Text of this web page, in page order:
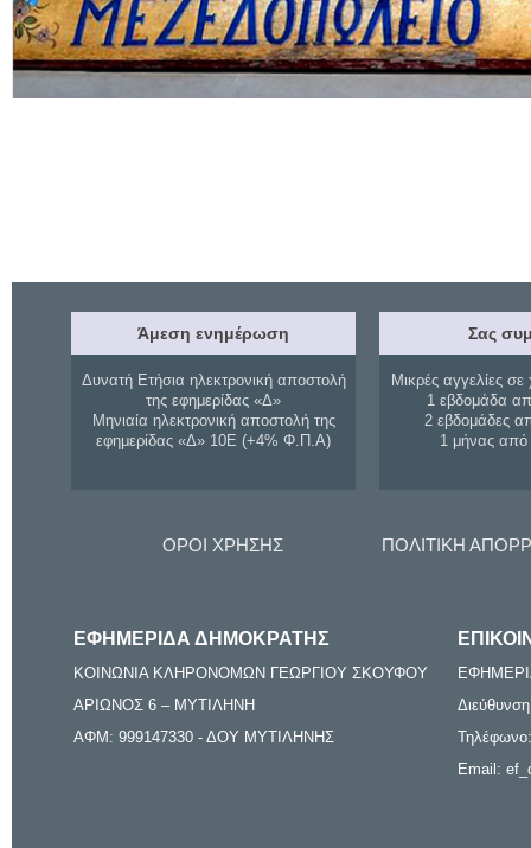
Άμεση ενημέρωση
Δυνατή Ετήσια ηλεκτρονική αποστολή
της εφημερίδας «Δ»
Μηνιαία ηλεκτρονική αποστολή της
εφημερίδας «Δ» 10Ε (+4% Φ.Π.Α)
Σας
Μικρές αγγελίες σε
1 εβδομάδα
2 εβδομάδες
1 μήνας
ΟΡΟΙ ΧΡΗΣΗΣ ΠΟΛΙΤΙΚΗ
ΕΦΗΜΕΡΙΔΑ ΔΗΜΟΚΡΑΤΗΣ
ΚΟΙΝΩΝΙΑ ΚΛΗΡΟΝΟΜΩΝ ΓΕΩΡΓΙΟΥ ΣΚΟΥΦΟΥ
ΑΡΙΩΝΟΣ 6 – ΜΥΤΙΛΗΝΗ
ΑΦΜ: 999147330 - ΔΟΥ ΜΥΤΙΛΗΝΗΣ
Email: